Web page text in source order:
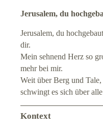
Jerusalem, du
Jerusalem, du
dir.
Mein sehnend Herz so
mehr bei mir.
Weit über Berg und
schwingt es sich über
Kontext